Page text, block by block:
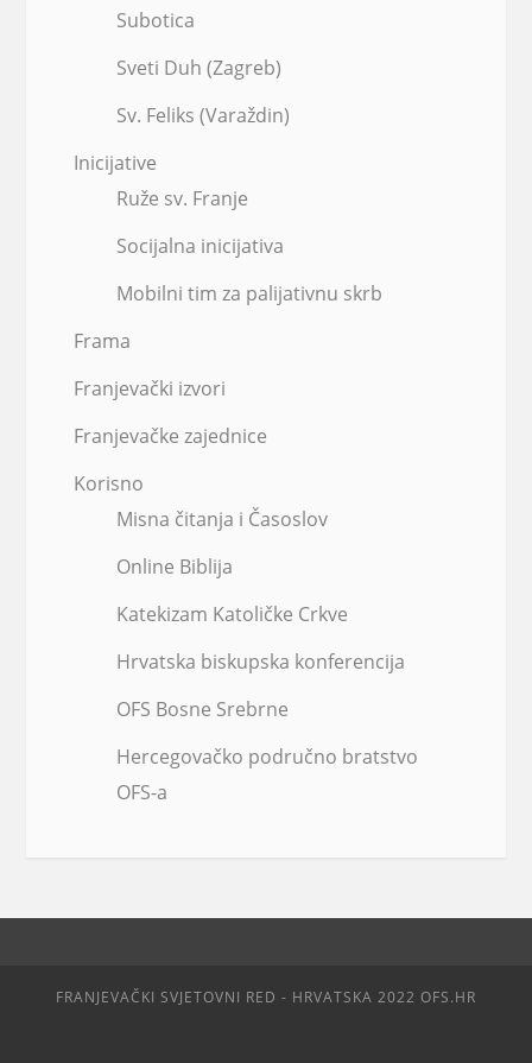
Subotica
Sveti Duh (Zagreb)
Sv. Feliks (Varaždin)
Inicijative
Ruže sv. Franje
Socijalna inicijativa
Mobilni tim za palijativnu skrb
Frama
Franjevački izvori
Franjevačke zajednice
Korisno
Misna čitanja i Časoslov
Online Biblija
Katekizam Katoličke Crkve
Hrvatska biskupska konferencija
OFS Bosne Srebrne
Hercegovačko područno bratstvo
OFS-a
FRANJEVAČKI SVJETOVNI RED - HRVATSKA 2022 OFS.HR